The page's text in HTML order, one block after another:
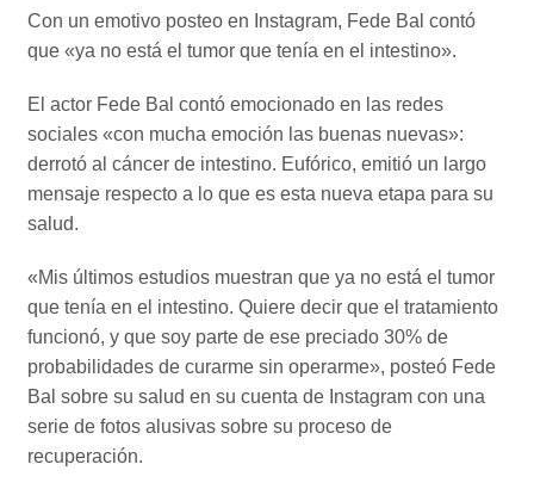
Con un emotivo posteo en Instagram, Fede Bal contó
que «ya no está el tumor que tenía en el intestino».
El actor Fede Bal contó emocionado en las redes
sociales «con mucha emoción las buenas nuevas»:
derrotó al cáncer de intestino. Eufórico, emitió un largo
mensaje respecto a lo que es esta nueva etapa para su
salud.
«Mis últimos estudios muestran que ya no está el tumor
que tenía en el intestino. Quiere decir que el tratamiento
funcionó, y que soy parte de ese preciado 30% de
probabilidades de curarme sin operarme», posteó Fede
Bal sobre su salud en su cuenta de Instagram con una
serie de fotos alusivas sobre su proceso de
recuperación.